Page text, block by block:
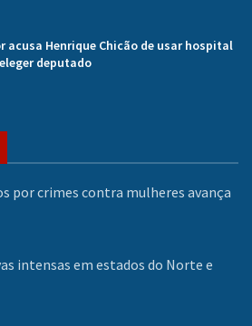
acusa Henrique Chicão de usar hospital
deputado
por crimes contra mulheres avança
intensas em estados do Norte e